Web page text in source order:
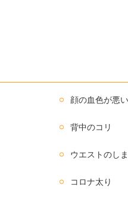
顔の血色が悪い
背中のコリ
ウエストのし
コロナ太り